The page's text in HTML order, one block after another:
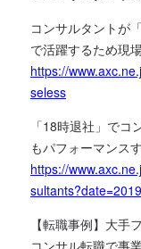
コンサルタントが
で活躍するため現
https://
seless
「18時退社」で
もパフォーマンス
https://
【転職事例】大手
コンサル転職で事